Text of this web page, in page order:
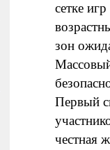
сетке
зон
Первый
честная